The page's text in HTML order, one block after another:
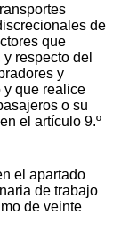
de
que
respecto del
y
y que realice
o su
el artículo 9.º
el apartado
de trabajo
de veinte